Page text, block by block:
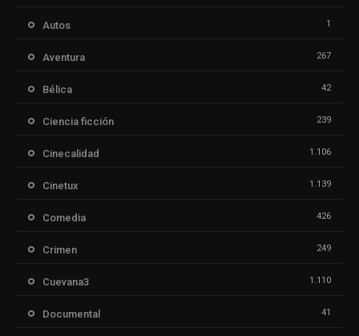
Autos 1
Aventura 267
Bélica 42
Ciencia ficción 239
Cinecalidad 1.106
Cinetux 1.139
Comedia 426
Crimen 249
Cuevana3 1.110
Documental 41